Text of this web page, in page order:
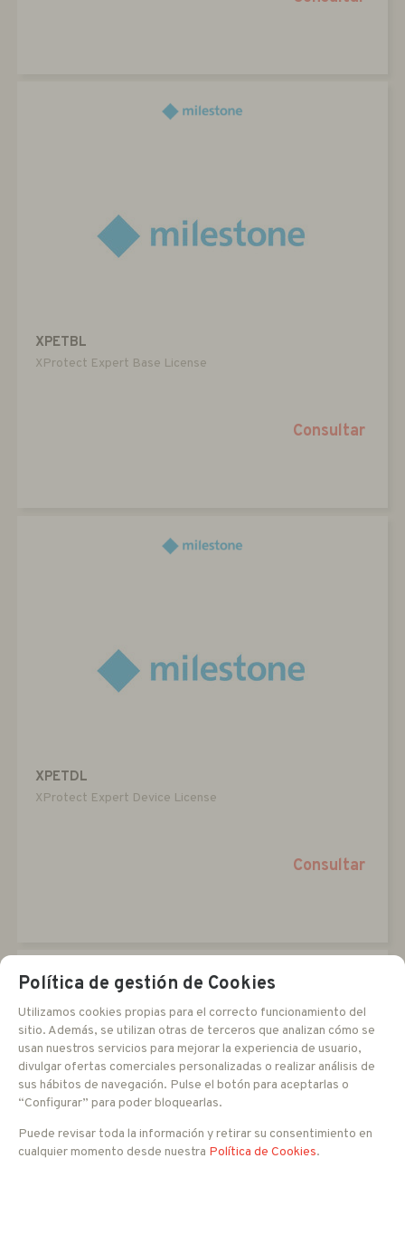
XPETBL
XProtect Expert Base License
Consultar
XPETDL
XProtect Expert Device License
Consultar
Política de gestión de Cookies
Utilizamos cookies propias para el correcto funcionamiento del
sitio. Además, se utilizan otras de terceros que analizan cómo se
usan nuestros servicios para mejorar la experiencia de usuario,
divulgar ofertas comerciales personalizadas o realizar análisis de
sus hábitos de navegación. Pulse el botón para aceptarlas o
“Configurar” para poder bloquearlas.
Puede revisar toda la información y retirar su consentimiento en
cualquier momento desde nuestra Política de Cookies.